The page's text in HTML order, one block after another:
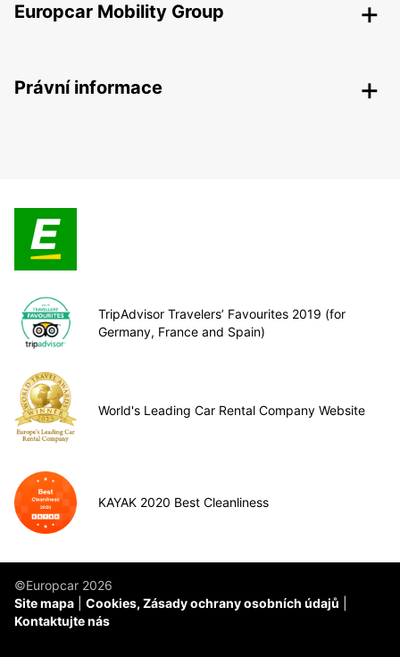
Europcar Mobility Group
Právní informace
TripAdvisor Travelers’ Favourites 2019 (for
Germany, France and Spain)
World's Leading Car Rental Company Website
KAYAK 2020 Best Cleanliness
©Europcar 2026
Site mapa
Cookies, Zásady ochrany osobních údajů
Kontaktujte nás